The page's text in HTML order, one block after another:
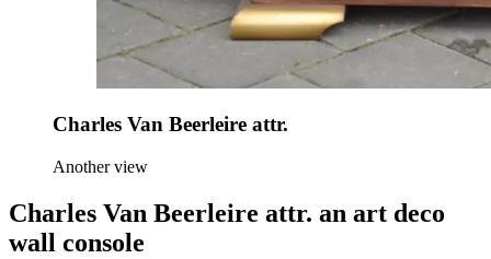
Charles Van Beerleire attr.
Another view
Charles Van Beerleire attr. an art deco
wall console